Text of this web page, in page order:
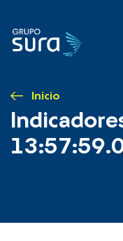
Inicio
13:57:59.0